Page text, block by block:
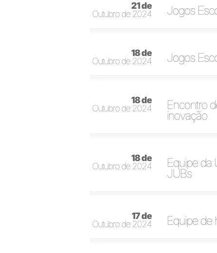
21 de
Outubro de 2024
Jogos
18 de
Outubro de 2024
Jogos
18 de
Outubro de 2024
Encontro
inovação
18 de
Outubro de 2024
Equipe da
JUBs
17 de
Outubro de 2024
Equipe de